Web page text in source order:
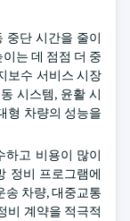
중단 시간을 줄이
는 데 점점 더 중
보수 서비스 시장
시스템, 윤활 시
형 차량의 성능을
하고 비용이 많이
정비 프로그램에
송 차량, 대중교통
비 계약을 적극적